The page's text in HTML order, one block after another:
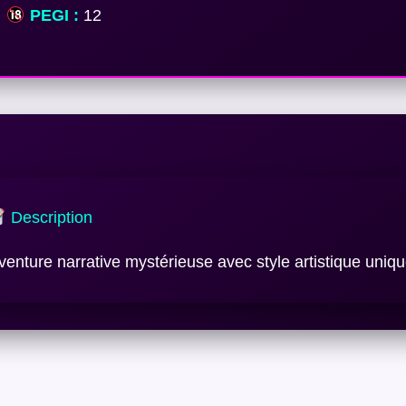
PEGI : 12
Description
narrative mystérieuse avec style artistique